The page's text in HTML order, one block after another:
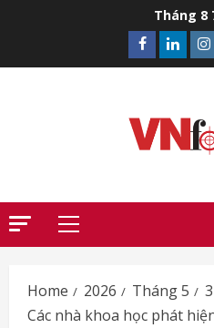
Tháng 8
Facebook
Primary
Home 2026 Tháng 5
3
Các nhà khoa học phát